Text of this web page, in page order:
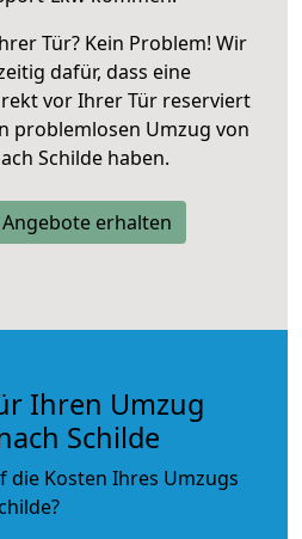
Tür? Kein Problem! Wir
dafür, dass eine
vor Ihrer Tür reserviert
problemlosen Umzug von
Schilde haben.
erhalten
Ihren Umzug
Schilde
die Kosten Ihres Umzugs